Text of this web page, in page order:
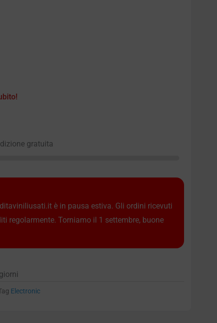
gratuita
è in pausa estiva. Gli ordini ricevuti
regolarmente. Torniamo il 1 settembre, buone
Electronic